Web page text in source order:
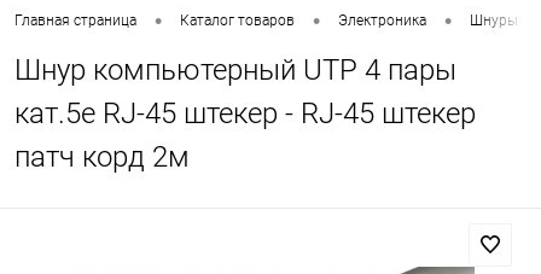
Главная страница • Каталог товаров • Электроника • Шнуры
Шнур компьютерный UTP 4 пары
кат.5e RJ-45 штекер - RJ-45 штекер
патч корд 2м